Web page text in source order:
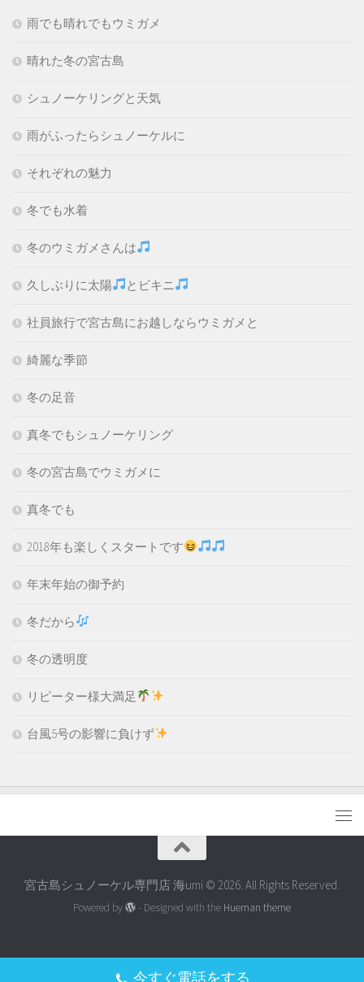
雨でも晴れでもウミガメ
晴れた冬の宮古島
シュノーケリングと天気
雨がふったらシュノーケルに
それぞれの魅力
冬でも水着
冬のウミガメさんは
久しぶりに太陽 とビキニ
社員旅行で宮古島にお越しならウミガメと
綺麗な季節
冬の足音
真冬でもシュノーケリング
冬の宮古島でウミガメに
真冬でも
2018年も楽しくスタートです
年末年始の御予約
冬だから
冬の透明度
リピーター様大満足
台風5号の影響に負けず
宮古島シュノーケル専門店 海umi © 2026. All Rights Reserved.
Powered by - Designed with the Hueman theme
今すぐ電話をする